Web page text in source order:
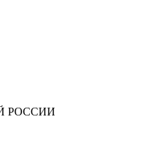
РОССИИ